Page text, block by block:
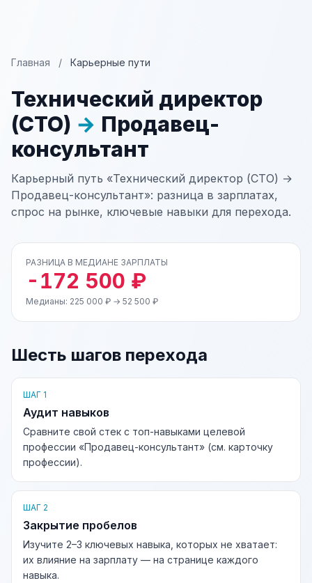
Главная / Карьерные пути
Технический директор
(CTO) → Продавец-
консультант
Карьерный путь «Технический директор (CTO) →
Продавец-консультант»: разница в зарплатах,
спрос на рынке, ключевые навыки для перехода.
РАЗНИЦА В МЕДИАНЕ ЗАРПЛАТЫ
-172 500 ₽
Медианы: 225 000 ₽ → 52 500 ₽
Шесть шагов перехода
ШАГ 1
Аудит навыков
Сравните свой стек с топ-навыками целевой
профессии «Продавец-консультант» (см. карточку
профессии).
ШАГ 2
Закрытие пробелов
Изучите 2–3 ключевых навыка, которых не хватает:
их влияние на зарплату — на странице каждого
навыка.